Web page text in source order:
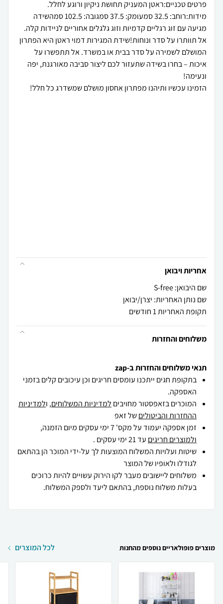
מידות:רוחב: 32.5 סמעומק: 37.5 סמגובה: 102.5 סמהשידה
אל תוותרו על סדר ונוחות!שידת המגירות דמוי ראטן היא הפתרון
המושלם לשמירה על סדר בבית או במשרד. אל תתפשרו על
איכות – בחרו בשידה שתעזור לכם ליצור סביבה מאורגנת, יפה
אחריות ויבואן
שם היבואן: S-free
שם נותן האחריות: יצרן/יבואן
תקופת האחריות 1 חודשים
משלוחים והחזרות
תנאי משלוחים והחזרות ב-zap
בתקופת חגים ייתכנו עומסים חריגים וכן עיכובים קלים בזמני
האספקה.
המוכרים בזאפסטור מחויבים למדיניות המשלוחים, ולמדיניות
ההחזרות והביטוליםשל זאפ
זמן אספקה יעמוד על מקס' 7 ימי עסקים מיום הזמנה,
ולמוצרים חריגים עד 21 ימי עסקים .
שיטות ועלויות המשלוח המוצעות לך על-ידי המוכר הן בהתאם
לגודלו ולאופיו של המוצר
משלוחים ליישובים מעבר לקו הירוק עשויים להיות כרוכים
בעלות משלוח נוספת, בהתאם ליעד ולספק המשלוח.
מוצרים פופולאריים נוספים מהחנות לכל המוצרים